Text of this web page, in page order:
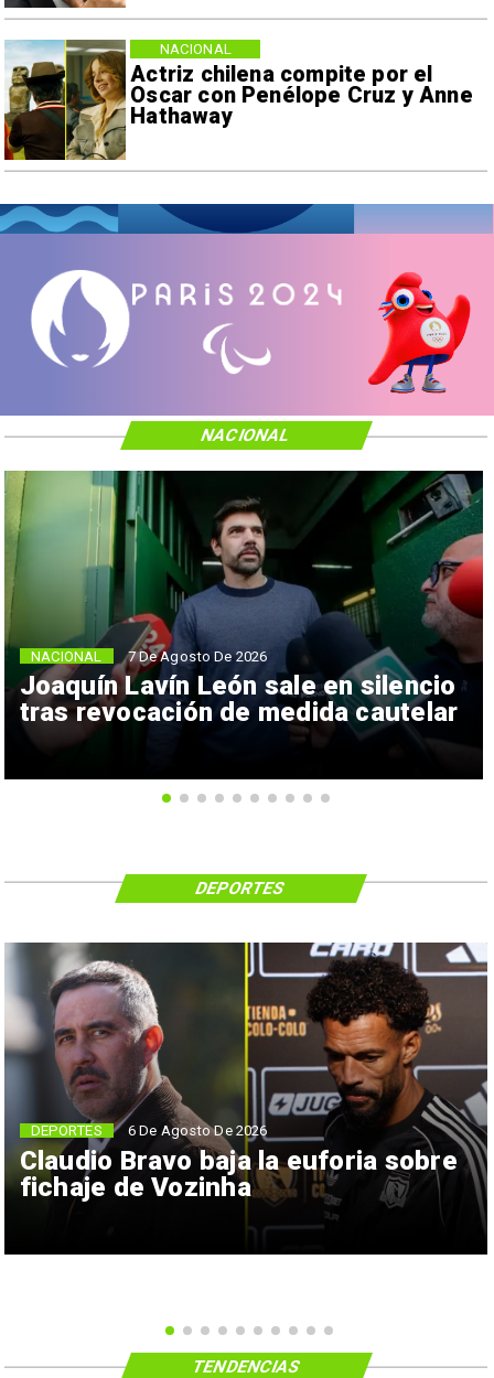
Actriz chilena compite por el
Oscar con Penélope Cruz y Anne
Hathaway
NACIONAL
Joaquín Lavín León sale en silencio
tras revocación de medida cautelar
NACIONAL 7 De Agosto De 2026
NACIONAL
Claudio Bravo baja la euforia sobre
fichaje de Vozinha
DEPORTES 6 De Agosto De 2026
DEPORTES
TENDENCIAS